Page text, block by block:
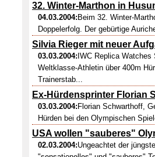
32. Winter-Marthon in
04.03.2004: Beim 32. Winter-
Doppelerfolg. Der gebürtige
Silvia Rieger mit neuer
03.03.2004: IWC Replica
Weltklasse-Athletin über 400m
Trainerstab...
Ex-Hürdensprinter Florian
03.03.2004: Florian Schwarthoff,
Hürden bei den Olympischen
USA wollen "sauberes"
02.03.2004:Ungeachtet der